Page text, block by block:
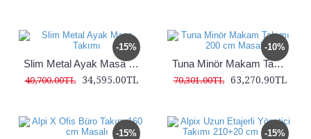
-15%
Slim Metal Ayak Masa Takımı
40,700.00TL 34,595.00TL
-10%
Tuna Minör Makam Takımı 200 cm Masalı
70,301.00TL 63,270.90TL
-15% -15%